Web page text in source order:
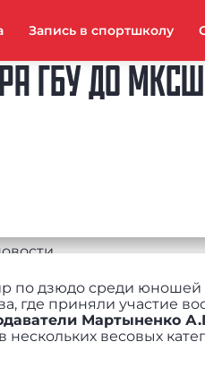
Запись в спортшколу
ГБУ ДО
дзюдо среди юношей и
где приняли участие
Мартыненко
нескольких весовых